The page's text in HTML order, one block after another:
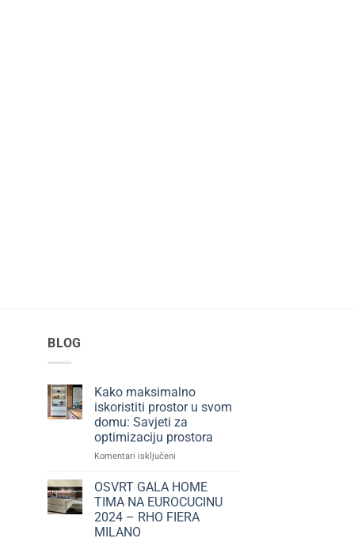
BLOG
Kako maksimalno
iskoristiti prostor u svom
domu: Savjeti za
optimizaciju prostora
Komentari isključeni
maksimalno
iskoristiti
prostor
u
OSVRT GALA HOME
TIMA NA EUROCUCINU
2024 – RHO FIERA
MILANO